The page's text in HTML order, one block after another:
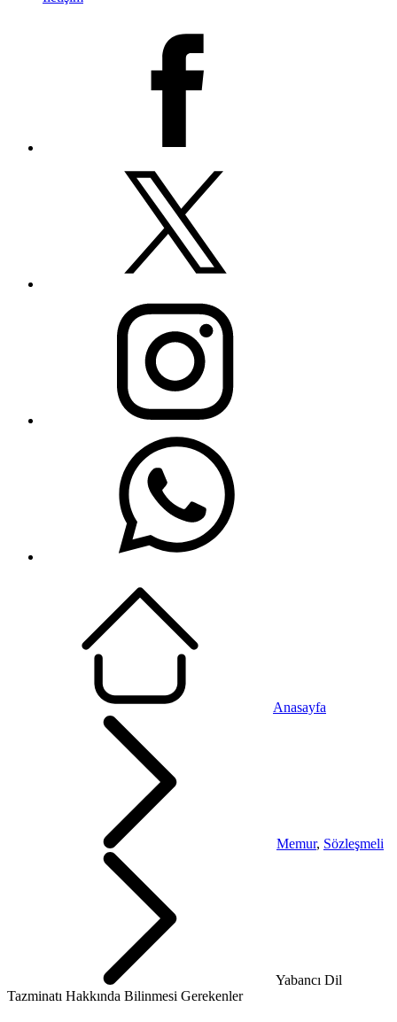
Anasayfa
Memur, Sözleşmeli
Yabancı Dil
Tazminatı Hakkında Bilinmesi Gerekenler